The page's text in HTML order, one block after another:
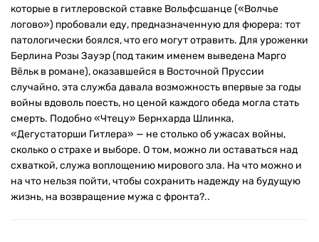
которые в гитлеровской ставке Вольфсшанце («Волчье
логово») пробовали еду, предназначенную для фюрера: тот
патологически боялся, что его могут отравить. Для уроженки
Берлина Розы Зауэр (под таким именем выведена Марго
Вёльк в романе), оказавшейся в Восточной Пруссии
случайно, эта служба давала возможность впервые за годы
войны вдоволь поесть, но ценой каждого обеда могла стать
смерть. Подобно «Чтецу» Бернхарда Шлинка,
«Дегустаторши Гитлера» — не столько об ужасах войны,
сколько о страхе и выборе. О том, можно ли оставаться над
схваткой, служа воплощению мирового зла. На что можно и
на что нельзя пойти, чтобы сохранить надежду на будущую
жизнь, на возвращение мужа с фронта?..